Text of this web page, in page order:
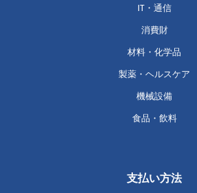
IT・通信
消費財
材料・化学品
製薬・ヘルスケア
機械設備
食品・飲料
支払い方法